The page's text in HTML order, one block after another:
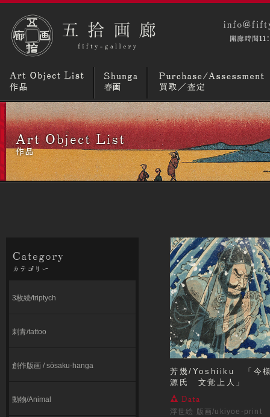
コラム ニュースとトピックス 画廊概要
3枚続/triptych
刺青/tattoo
創作版画 / sōsaku-hanga
動物/Animal
芳幾/Yoshiiku 「今
源氏 文覚上人」
浮世絵 版画/ukiyoe-print